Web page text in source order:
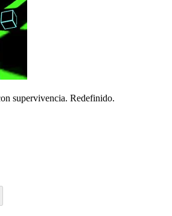
supervivencia. Redefinido.